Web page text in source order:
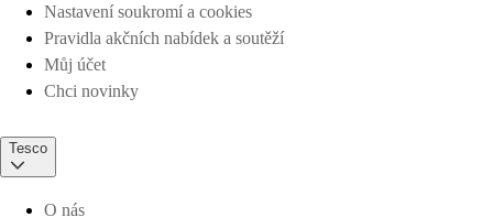
Nastavení soukromí a cookies
Pravidla akčních nabídek a soutěží
Můj účet
Chci novinky
Tesco
O nás